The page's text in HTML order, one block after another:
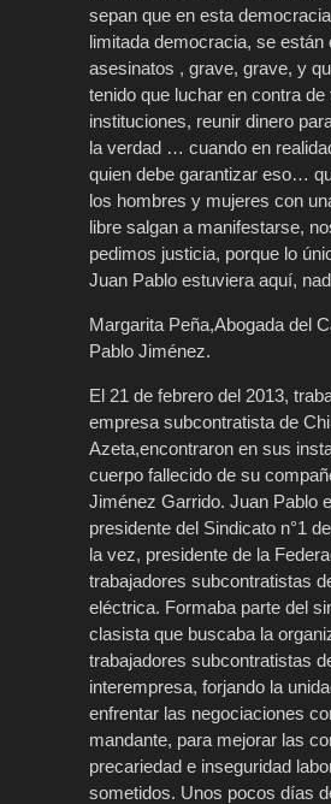
sepan que en esta
limitada democracia, se están
asesinatos , grave, grave, y
tenido que luchar en contra de
instituciones, reunir dinero
la verdad … cuando en
quien debe garantizar eso…
los hombres y mujeres con
libre salgan a manifestarse,
pedimos justicia, porque lo
Juan Pablo estuviera aquí,
Margarita Peña,Abogada del
Pablo Jiménez.
El 21 de febrero del 2013,
empresa subcontratista de
Azeta,encontraron en sus
cuerpo fallecido de su
Jiménez Garrido. Juan Pablo
presidente del Sindicato n°1
la vez, presidente de la
trabajadores subcontratistas
eléctrica. Formaba parte del
clasista que buscaba la
trabajadores subcontratistas
interempresa, forjando la
enfrentar las negociaciones
mandante, para mejorar las
precariedad e inseguridad
sometidos. Unos pocos días